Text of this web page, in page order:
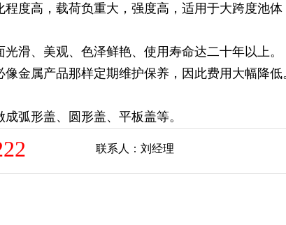
度高，载荷负重大，强度高，适用于大跨度池
滑、美观、色泽鲜艳、使用寿命达二十年以上。
金属产品那样定期维护保养，因此费用大幅降低
弧形盖、圆形盖、平板盖等。
联系人：刘经理